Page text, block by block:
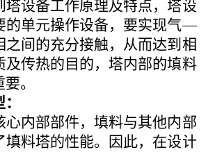
设备工作原理及特点，塔设
的单元操作设备，要实现气—
间的充分接触，从而达到相
及传热的目的，塔内部的填料
。
心内部部件，填料与其他内部
填料塔的性能。因此，在设计